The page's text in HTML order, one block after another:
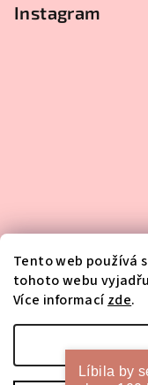
Tento web používá
tohoto webu
Více informacízde.
Instagram
Copyright 2026HA-
Líbila by